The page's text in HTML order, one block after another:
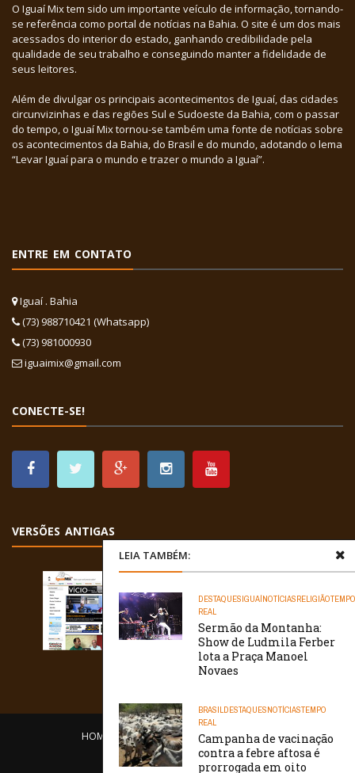
LEIA TAMBÉM:
DESTAQUESIGUAÍNOTÍCIASRELIGIÃOTEMPO
REAL
Sermão da Montanha:
Show de Ludmila Ferber
lota a Praça Manoel
Novaes
BRASILDESTAQUESNOTÍCIASTEMPO
REAL
Campanha de vacinação
contra a febre aftosa é
prorrogada em oito
O Iguaí Mix tem sido um importante veículo de informação, tornando-
se referência como portal de notícias na Bahia. O site é um dos mais
acessados do interior do estado, ganhando credibilidade pela
qualidade de seu trabalho e conseguindo manter a fidelidade de
seus leitores.
Além de divulgar os principais acontecimentos de Iguaí, das cidades
circunvizinhas e das regiões Sul e Sudoeste da Bahia, com o passar
do tempo, o Iguaí Mix tornou-se também uma fonte de notícias sobre
os acontecimentos da Bahia, do Brasil e do mundo, adotando o lema
“Levar Iguaí para o mundo e trazer o mundo a Iguaí”.
ENTRE EM CONTATO
Iguaí . Bahia
(73) 988710421 (Whatsapp)
(73) 981000930
iguaimix@gmail.com
CONECTE-SE!
VERSÕES ANTIGAS
HOME EQUIPE O PORTAL CONTATO
/// WebtivaHOSTING